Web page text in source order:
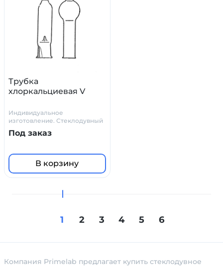
Трубка
хлоркальциевая V
Индивидуальное
изготовление. Стеклодувный
цех Primelab
Под заказ
В корзину
1 2 3 4 5 6
Компания Primelab предлагает купить стеклодувное